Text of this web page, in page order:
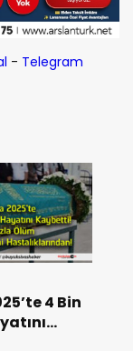
- Telegram
4 Bin